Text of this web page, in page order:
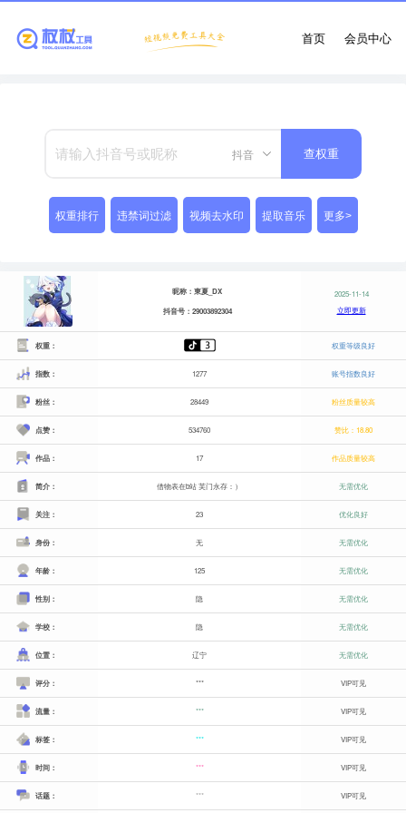
会员中心
首页
抖音 查权重
权重排行 违禁词过滤 视频去水印 提取音乐 更多>
昵称：東夏_DX
抖音号：29003892304
2025-11-14
立即更新
权重： 权重等级良好
指数： 1277 账号指数良好
粉丝： 28449 粉丝质量较高
点赞： 534760 赞比：18.80
作品： 17 作品质量较高
简介： 借物表在b站 芙门永存：） 无需优化
关注： 23 优化良好
身份： 无 无需优化
年龄： 125 无需优化
性别： 隐 无需优化
学校： 隐 无需优化
位置： 辽宁 无需优化
评分： *** VIP可见
流量： *** VIP可见
标签： *** VIP可见
时间： *** VIP可见
话题： *** VIP可见